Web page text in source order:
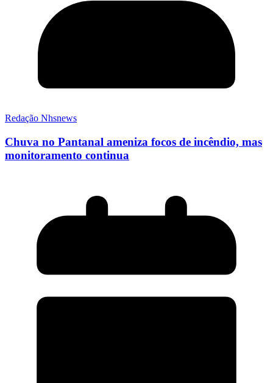
Redação Nhsnews
Chuva no Pantanal ameniza focos de incêndio, mas
monitoramento continua